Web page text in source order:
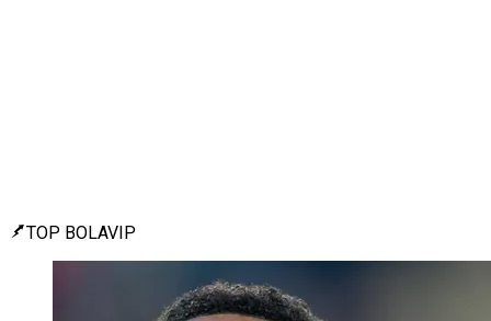
TOP BOLAVIP